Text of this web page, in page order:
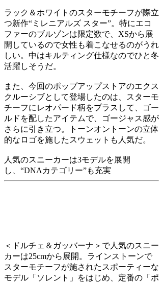
ラック＆ホワイトのスターモチーフが際立
つ新作“ミレニアルズ スター”。特にエコ
ファーのブルゾンは限定数で、XSから展
開しているので女性も着こなせるのがうれ
しい。中はキルティング仕様なのでひと冬
活躍しそうだ。
また、今回のポップアップストアのエクス
クルーシブとして登場したのは、スターモ
チーフにレオパード柄をプラスして、ゴー
ルドを配したアイテムで、ゴージャス感が
さらに引き立つ。トーンオントーンの立体
的なロゴを施したスウェットも人気だ。
人気のスニーカーは3モデルを展開
し、“DNAカテゴリー”も充実
＜ドルチェ＆ガッバーナ＞で人気のスニー
カーは25cmから展開。ラインストーンで
スターモチーフが施されたスポーティーな
モデル「ソレント」をはじめ、定番の「ポ